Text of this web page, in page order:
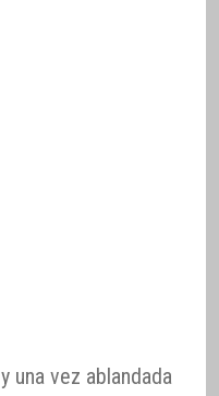
y una vez ablandada